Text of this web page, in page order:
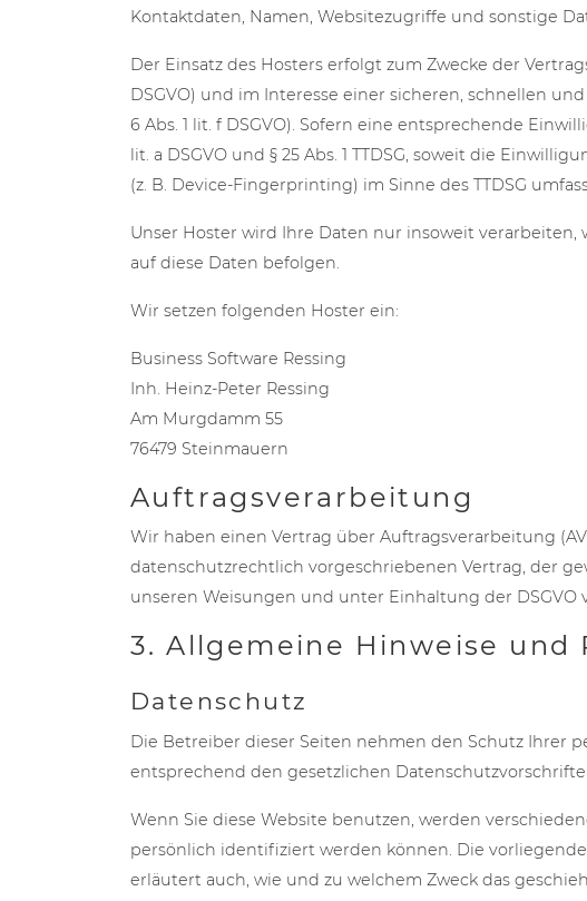
Kontaktdaten, Namen, Websitezugriffe und sonstige
Der Einsatz des Hosters erfolgt zum Zwecke der
DSGVO) und im Interesse einer sicheren, schnellen
6 Abs. 1 lit. f DSGVO). Sofern eine entsprechende
lit. a DSGVO und § 25 Abs. 1 TTDSG, soweit die
(z. B. Device-Fingerprinting) im Sinne des TTDSG
Unser Hoster wird Ihre Daten nur insoweit
auf diese Daten befolgen.
Wir setzen folgenden Hoster ein:
Business Software Ressing
Inh. Heinz-Peter Ressing
Am Murgdamm 55
76479 Steinmauern
Auftragsverarbeitung
Wir haben einen Vertrag über Auftragsverarbeitung
datenschutzrechtlich vorgeschriebenen Vertrag, der
unseren Weisungen und unter Einhaltung der DSGVO
3. Allgemeine Hinweise
Datenschutz
Die Betreiber dieser Seiten nehmen den Schutz Ihrer
entsprechend den gesetzlichen
Wenn Sie diese Website benutzen, werden
persönlich identifiziert werden können. Die
erläutert auch, wie und zu welchem Zweck das